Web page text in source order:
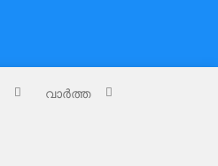
വാർത്ത